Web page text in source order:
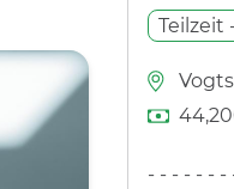
Teilzeit